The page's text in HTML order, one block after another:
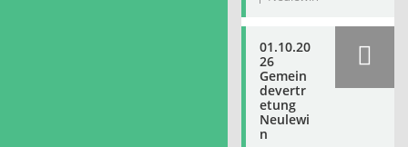
01.10.20
26
Gemein
devertr
etung
Neulewi
n